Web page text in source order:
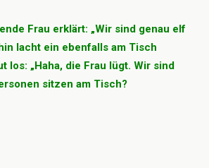
Frau erklärt: „Wir sind genau elf
lacht ein ebenfalls am Tisch
los: „Haha, die Frau lügt. Wir sind
sitzen am Tisch?